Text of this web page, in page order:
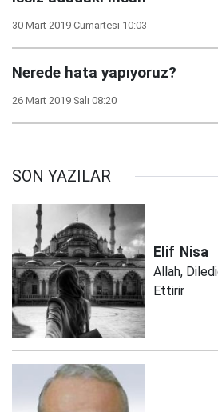
30 Mart 2019 Cumartesi 10:03
Nerede hata yapıyoruz?
26 Mart 2019 Salı 08:20
SON YAZILAR
Elif Nisa
Allah,
Ettirir